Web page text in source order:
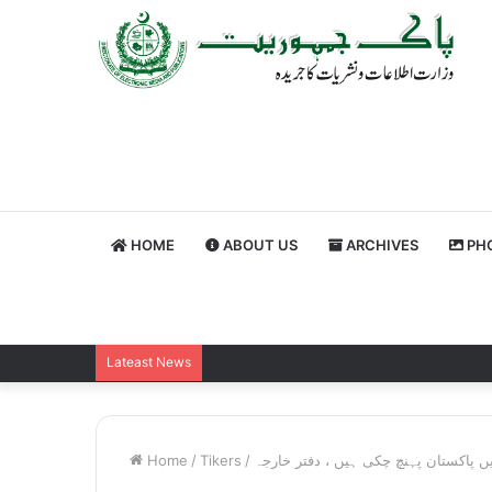
HOME ABOUT US ARCHIVES
Lateast News
Home / Tikers /